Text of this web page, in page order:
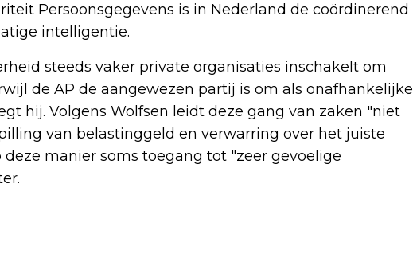
Persoonsgegevens is in Nederland de coördinerend
intelligentie.
steeds vaker private organisaties inschakelt om
de AP de aangewezen partij is om als onafhankelijke
hij. Volgens Wolfsen leidt deze gang van zaken "niet
van belastinggeld en verwarring over het juiste
manier soms toegang tot "zeer gevoelige